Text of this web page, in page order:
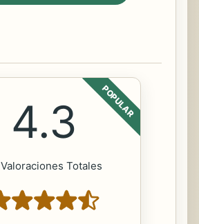
POPULAR
4.3
Valoraciones Totales